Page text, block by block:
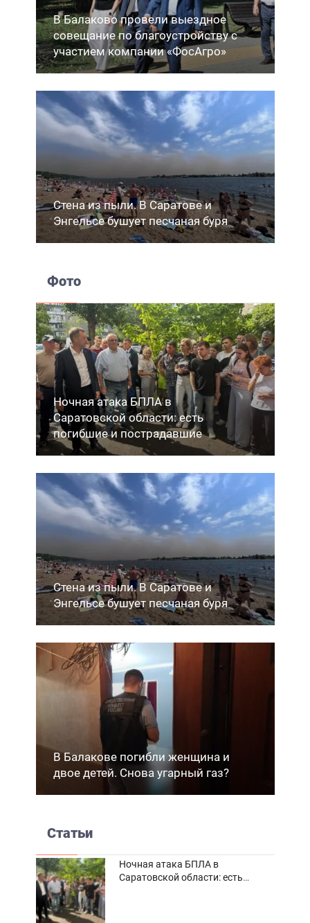
В Балаково провели выездное
совещание по благоустройству с
участием компании «ФосАгро»
Стена из пыли. В Саратове и
Энгельсе бушует песчаная буря
Фото
Ночная атака БПЛА в
Саратовской области: есть
погибшие и пострадавшие
Стена из пыли. В Саратове и
Энгельсе бушует песчаная буря
В Балакове погибли женщина и
двое детей. Снова угарный газ?
Статьи
Ночная атака БПЛА в
Саратовской области: есть